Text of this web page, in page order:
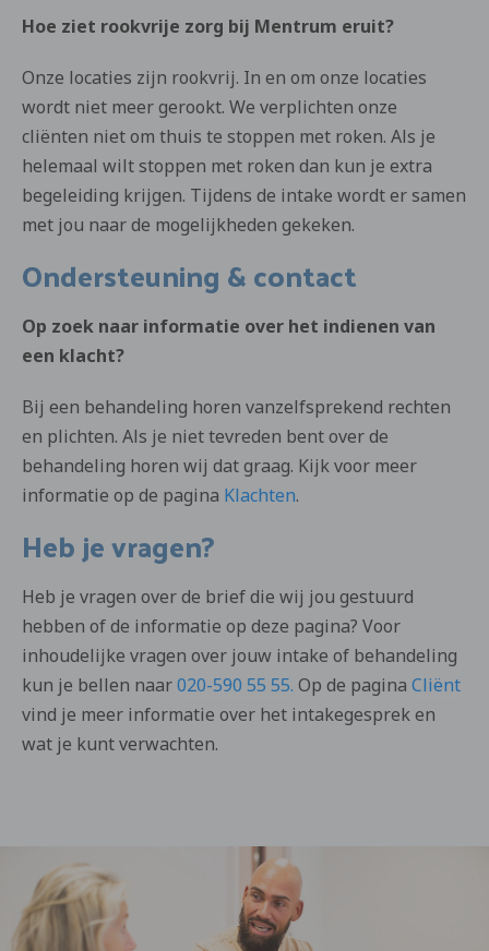
Hoe ziet rookvrije zorg bij Mentrum eruit?
Onze locaties zijn rookvrij. In en om onze locaties
wordt niet meer gerookt. We verplichten onze
cliënten niet om thuis te stoppen met roken. Als je
helemaal wilt stoppen met roken dan kun je extra
begeleiding krijgen. Tijdens de intake wordt er samen
met jou naar de mogelijkheden gekeken.
Ondersteuning & contact
Op zoek naar informatie over het indienen van
een klacht?
Bij een behandeling horen vanzelfsprekend rechten
en plichten. Als je niet tevreden bent over de
behandeling horen wij dat graag. Kijk voor meer
informatie op de pagina Klachten.
Heb je vragen?
Heb je vragen over de brief die wij jou gestuurd
hebben of de informatie op deze pagina? Voor
inhoudelijke vragen over jouw intake of behandeling
kun je bellen naar020-590 55 55. Op de pagina Cliënt
vind je meer informatie over het intakegesprek en
wat je kunt verwachten.